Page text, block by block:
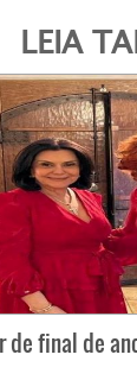
LEIA
de final de